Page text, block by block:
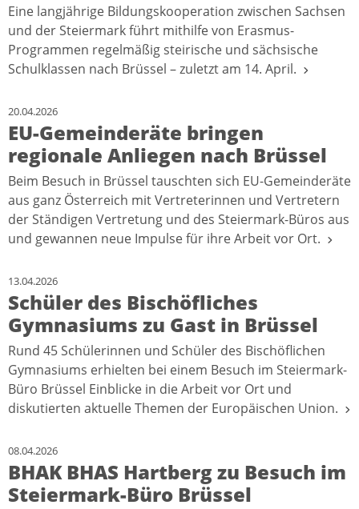
Eine langjährige Bildungskooperation zwischen Sachsen
und der Steiermark führt mithilfe von Erasmus-
Programmen regelmäßig steirische und sächsische
Schulklassen nach Brüssel – zuletzt am 14. April.
20.04.2026
EU-Gemeinderäte bringen
regionale Anliegen nach Brüssel
Beim Besuch in Brüssel tauschten sich EU-Gemeinderäte
aus ganz Österreich mit Vertreterinnen und Vertretern
der Ständigen Vertretung und des Steiermark-Büros aus
und gewannen neue Impulse für ihre Arbeit vor Ort.
13.04.2026
Schüler des Bischöfliches
Gymnasiums zu Gast in Brüssel
Rund 45 Schülerinnen und Schüler des Bischöflichen
Gymnasiums erhielten bei einem Besuch im Steiermark-
Büro Brüssel Einblicke in die Arbeit vor Ort und
diskutierten aktuelle Themen der Europäischen Union.
08.04.2026
BHAK BHAS Hartberg zu Besuch im
Steiermark-Büro Brüssel